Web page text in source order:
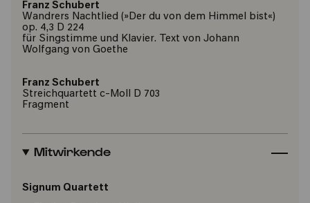
Franz Schubert
Wandrers Nachtlied (»Der du von dem Himmel bist«)
op. 4,3 D 224
für Singstimme und Klavier. Text von Johann
Wolfgang von Goethe
Franz Schubert
Streichquartett c-Moll D 703
Fragment
Mitwirkende
Signum Quartett